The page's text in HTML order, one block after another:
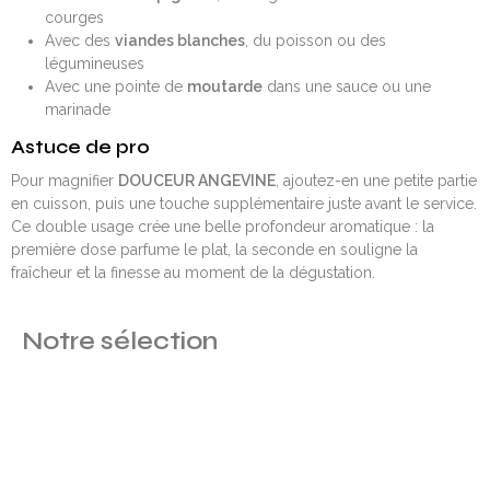
courges
Avec des viandes blanches, du poisson ou des
légumineuses
Avec une pointe de moutardedans une sauce ou une
marinade
Astuce de pro
Pour magnifier DOUCEUR ANGEVINE , ajoutez-en une petite partie
en cuisson, puis une touche supplémentaire juste avant le service.
Ce double usage crée une belle profondeur aromatique : la
première dose parfume le plat, la seconde en souligne la
fraîcheur et la finesse au moment de la dégustation.
Notre sélection